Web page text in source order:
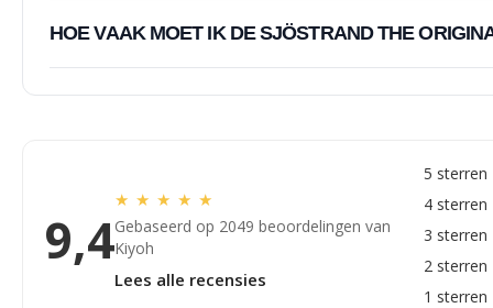
HOE VAAK MOET IK DE SJÖSTRAND THE
9,4
★ ★ ★ ★ ★
Gebaseerd op 2049 beoordelingen van
Kiyoh
Lees alle recensies
5 sterren
4 sterren
3 sterren
2 sterren
1 sterren